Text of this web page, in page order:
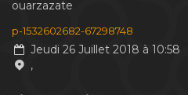
ouarzazate
p-1532602682-67298748
Jeudi 26 Juillet 2018 à 10:58
,